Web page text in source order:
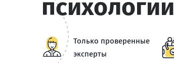
психологии
Только проверенные
эксперты